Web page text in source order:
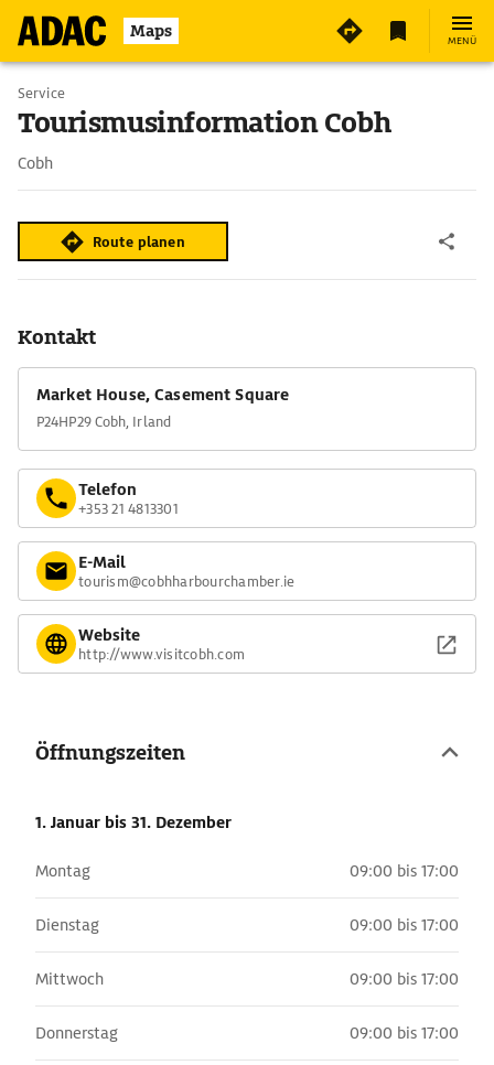
Maps MENÜ
Service
Tourismusinformation Cobh
Cobh
Route planen
Kontakt
Market House, Casement Square
P24HP29 Cobh, Irland
Telefon
+353 21 4813301
E-Mail
tourism@cobhharbourchamber.ie
Website
http://www.visitcobh.com
Öffnungszeiten
1. Januar bis 31. Dezember
Montag 09:00 bis 17:00
Dienstag 09:00 bis 17:00
Mittwoch 09:00 bis 17:00
Donnerstag 09:00 bis 17:00